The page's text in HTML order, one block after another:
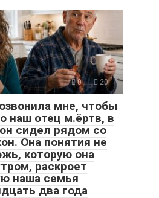
0 20
мне, чтобы
наш отец м.ёртв, в
сидел рядом со
Она понятия не
которую она
раскроет
наша семья
два года